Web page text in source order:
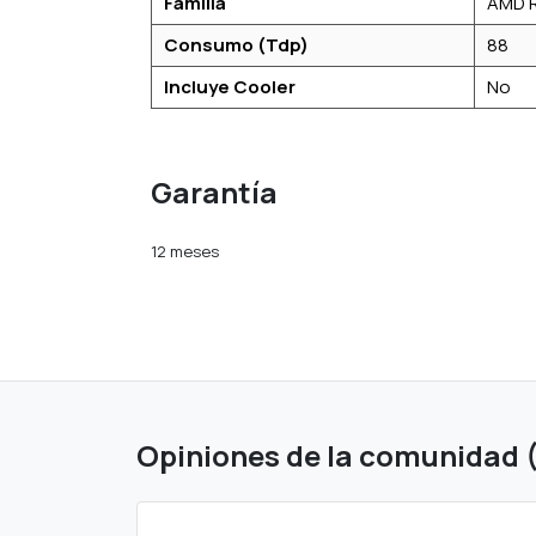
Consumo (Tdp)
88
Incluye Cooler
No
Garantía
12 meses
Opiniones de la comunidad